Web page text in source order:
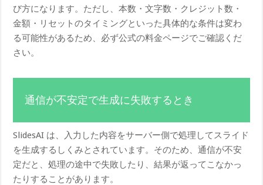
び方になります。ただし、本数・文字数・クレジット数・
金額・リセットのタイミングといった具体的な条件は変わ
る可能性があるため、必ず公式の料金ページでご確認くだ
さい。
通信が不安定で生成に失敗するとき
SlidesAI は、入力した内容をサーバー側で処理してスライド
を生成するしくみとされています。そのため、通信が不安
定だと、処理の途中で失敗したり、結果が返ってこなかっ
たりすることがあります。